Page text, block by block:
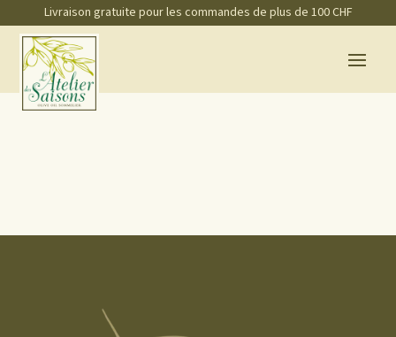
Livraison gratuite pour les commandes de plus de 100 CHF